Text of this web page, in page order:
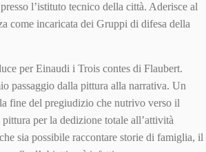
l’istituto tecnico della città. Aderisce al
come incaricata dei Gruppi di difesa della
per Einaudi i Trois contes di Flaubert.
passaggio dalla pittura alla narrativa. Un
fine del pregiudizio che nutrivo verso il
per la dedizione totale all’attività
sia possibile raccontare storie di famiglia, il